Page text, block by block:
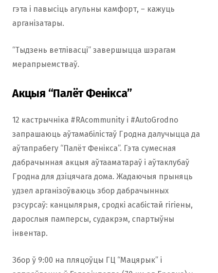
гэта і павысіць агульны камфорт, – кажуць
арганізатары.
“Тыдзень ветлівасці” завершыцца шэрагам
мерапрыемстваў.
Акцыя “Палёт Фенікса”
12 кастрычніка #RAcommunity і #AutoGrodno
запрашаюць аўтамабілістаў Гродна далучыцца да
аўтапрабегу “Палёт Фенікса”. Гэта сумесная
дабрачынная акцыя аўтааматараў і аўтаклубаў
Гродна для дзіцячага дома. Жадаючыя прыняць
удзел арганізоўваюць збор дабрачынных
рэсурсаў: канцылярыя, сродкі асабістай гігіены,
дарослыя памперсы, судакрэм, спартыўны
інвентар.
Збор ў 9:00 на пляцоўцы ГЦ “Мацярык” і